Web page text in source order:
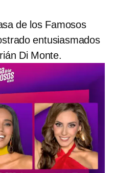
de los Famosos
entusiasmados
Di Monte.